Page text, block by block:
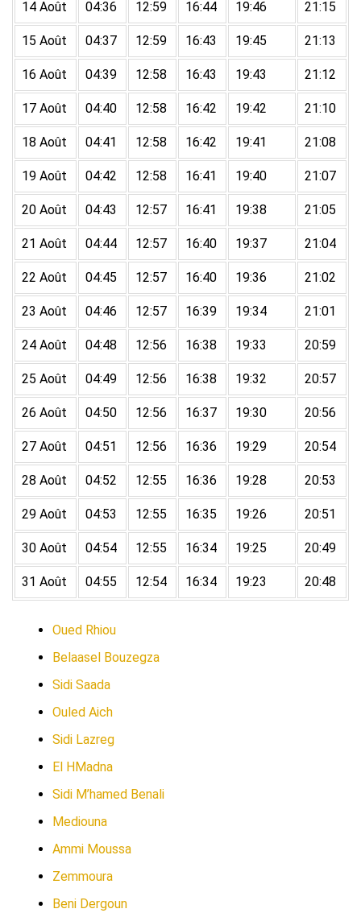
14 Août 04:36 12:59 16:44 19:46 21:15
15 Août 04:37 12:59 16:43 19:45 21:13
16 Août 04:39 12:58 16:43 19:43 21:12
17 Août 04:40 12:58 16:42 19:42 21:10
18 Août 04:41 12:58 16:42 19:41 21:08
19 Août 04:42 12:58 16:41 19:40 21:07
20 Août 04:43 12:57 16:41 19:38 21:05
21 Août 04:44 12:57 16:40 19:37 21:04
22 Août 04:45 12:57 16:40 19:36 21:02
23 Août 04:46 12:57 16:39 19:34 21:01
24 Août 04:48 12:56 16:38 19:33 20:59
25 Août 04:49 12:56 16:38 19:32 20:57
26 Août 04:50 12:56 16:37 19:30 20:56
27 Août 04:51 12:56 16:36 19:29 20:54
28 Août 04:52 12:55 16:36 19:28 20:53
29 Août 04:53 12:55 16:35 19:26 20:51
30 Août 04:54 12:55 16:34 19:25 20:49
31 Août 04:55 12:54 16:34 19:23 20:48
Oued Rhiou
Belaasel Bouzegza
Sidi Saada
Ouled Aich
Sidi Lazreg
El HMadna
Sidi M’hamed Benali
Mediouna
Ammi Moussa
Zemmoura
Beni Dergoun